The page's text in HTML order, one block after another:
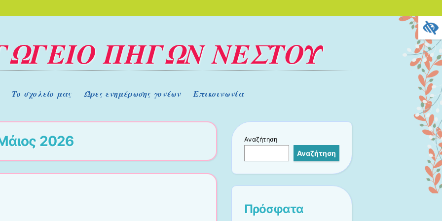
ΠΗΓΩΝ ΝΕΣΤΟΥ
Το σχολείο μας Ώρες ενημέρωσης γονέων Επικοινωνία
2026 Αναζήτηση
Αναζήτηση
Πρόσφατα